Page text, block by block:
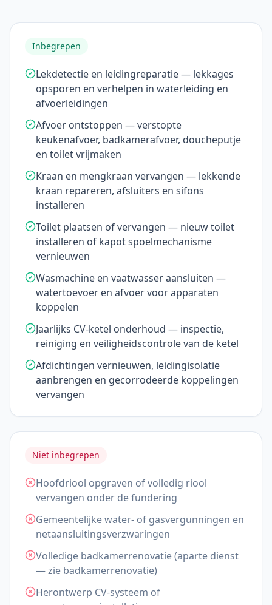
Inbegrepen
Lekdetectie en leidingreparatie — lekkages
opsporen en verhelpen in waterleiding en
afvoerleidingen
Afvoer ontstoppen — verstopte
keukenafvoer, badkamerafvoer, doucheputje
en toilet vrijmaken
Kraan en mengkraan vervangen — lekkende
kraan repareren, afsluiters en sifons
installeren
Toilet plaatsen of vervangen — nieuw toilet
installeren of kapot spoelmechanisme
vernieuwen
Wasmachine en vaatwasser aansluiten —
watertoevoer en afvoer voor apparaten
koppelen
Jaarlijks CV-ketel onderhoud — inspectie,
reiniging en veiligheidscontrole van de ketel
Afdichtingen vernieuwen, leidingisolatie
aanbrengen en gecorrodeerde koppelingen
vervangen
Niet inbegrepen
Hoofdriool opgraven of volledig riool
vervangen onder de fundering
Gemeentelijke water- of gasvergunningen en
netaansluitingsverzwaringen
Volledige badkamerrenovatie (aparte dienst
— zie badkamerrenovatie)
Herontwerp CV-systeem of